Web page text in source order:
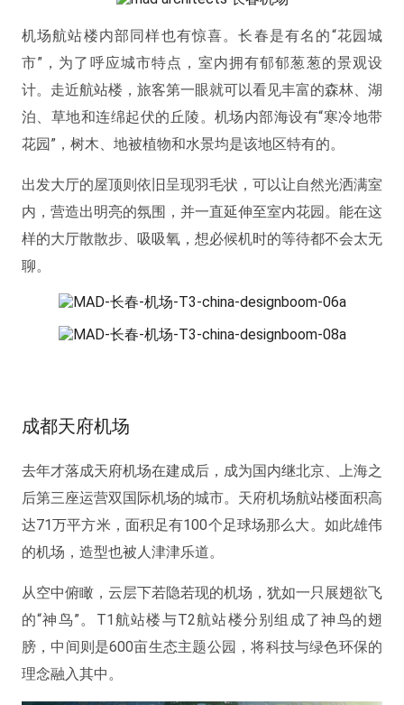
机场航站楼内部同样也有惊喜。长春是有名的“花园城
市”，为了呼应城市特点，室内拥有郁郁葱葱的景观设
计。走近航站楼，旅客第一眼就可以看见丰富的森林、湖
泊、草地和连绵起伏的丘陵。机场内部海设有“寒冷地带
花园”，树木、地被植物和水景均是该地区特有的。
出发大厅的屋顶则依旧呈现羽毛状，可以让自然光洒满室
内，营造出明亮的氛围，并一直延伸至室内花园。能在这
样的大厅散散步、吸吸氧，想必候机时的等待都不会太无
聊。
成都天府机场
去年才落成天府机场在建成后，成为国内继北京、上海之
后第三座运营双国际机场的城市。天府机场航站楼面积高
达71万平方米，面积足有100个足球场那么大。如此雄伟
的机场，造型也被人津津乐道。
从空中俯瞰，云层下若隐若现的机场，犹如一只展翅欲飞
的“神鸟”。T1航站楼与T2航站楼分别组成了神鸟的翅
膀，中间则是600亩生态主题公园，将科技与绿色环保的
理念融入其中。